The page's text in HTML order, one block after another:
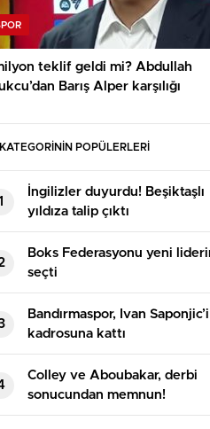
teklif geldi mi? Abdullah
Barış Alper karşılığı
KATEGORİNİN POPÜLERLERİ
İngilizler duyurdu! Beşiktaşlı
yıldıza talip çıktı
Boks Federasyonu yeni
seçti
Bandırmaspor, Ivan Saponjic’i
kadrosuna kattı
Colley ve Aboubakar, derbi
sonucundan memnun!